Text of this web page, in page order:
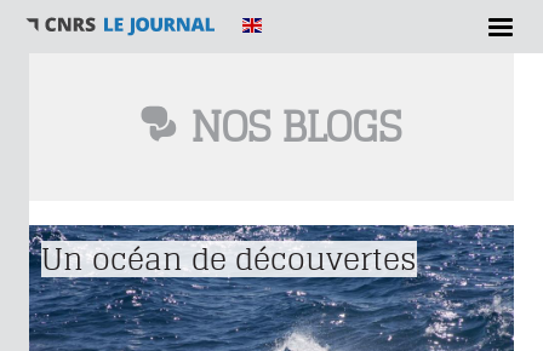
NOS BLOGS
Vous êtes ici
Un océan de découvertes